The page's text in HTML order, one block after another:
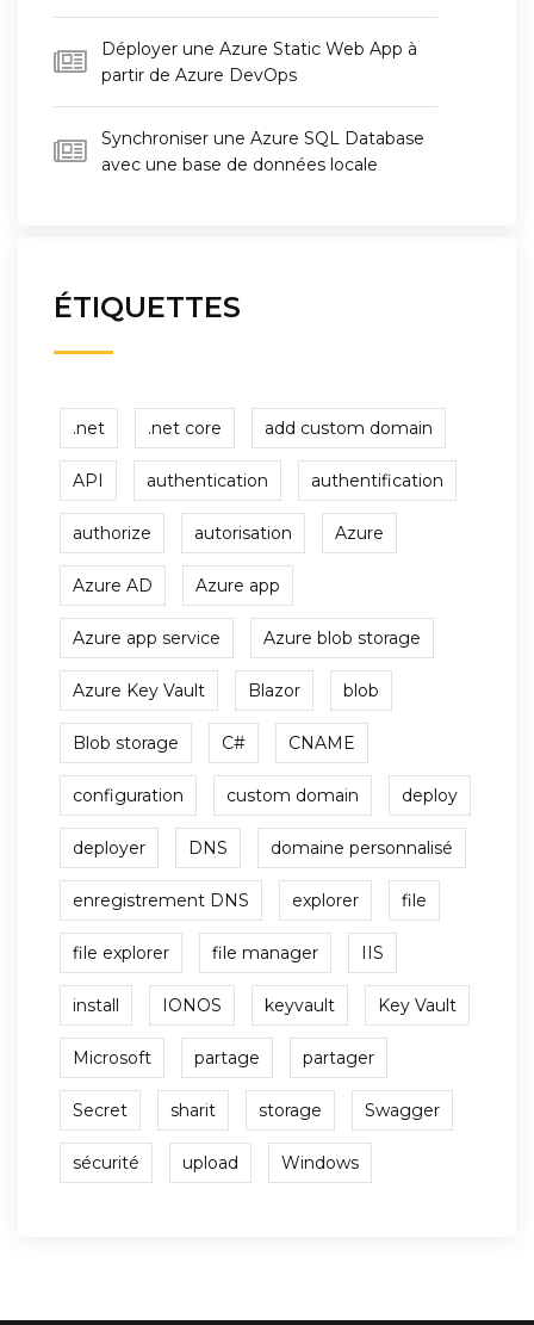
Déployer une Azure Static Web App à
partir de Azure DevOps
Synchroniser une Azure SQL Database
avec une base de données locale
ÉTIQUETTES
.net .net core add custom domain
API authentication authentification
authorize autorisation Azure
Azure AD Azure app
Azure app service Azure blob storage
Azure Key Vault Blazor blob
Blob storage C# CNAME
configuration custom domain deploy
deployer DNS domaine personnalisé
enregistrement DNS explorer file
file explorer file manager IIS
install IONOS keyvault Key Vault
Microsoft partage partager
Secret sharit storage Swagger
sécurité upload Windows